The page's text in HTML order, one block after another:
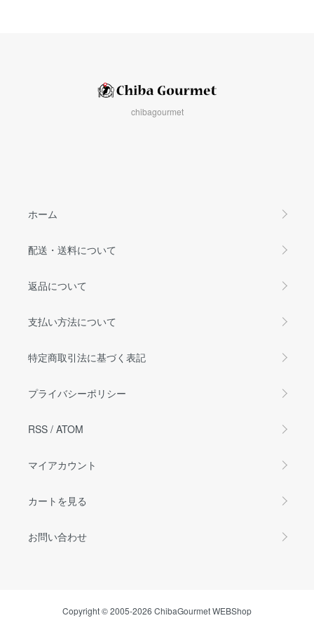
chibagourmet
ホーム
配送・送料について
返品について
支払い方法について
特定商取引法に基づく表記
プライバシーポリシー
RSS / ATOM
マイアカウント
カートを見る
お問い合わせ
Copyright © 2005-2026 ChibaGourmet WEBShop